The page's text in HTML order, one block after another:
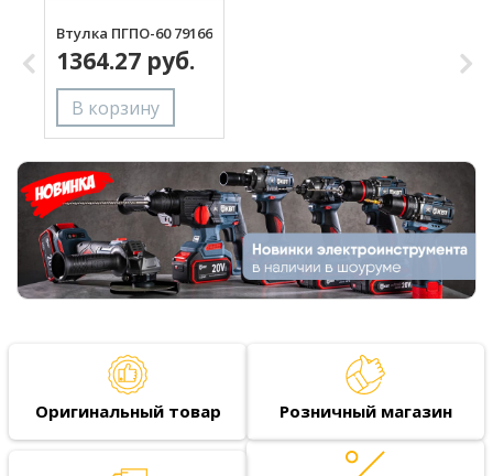
Втулка ПГПО-60 79166
1364.27 руб.
Оригинальный товар Розничный магазин